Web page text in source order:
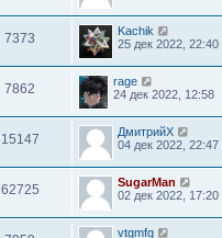
7373
Kachik
25 дек 2022, 22:40
7862
rage
24 дек 2022, 12:58
15147
ДмитрийХ
04 дек 2022, 22:47
62725
SugarMan
02 дек 2022, 17:20
vtgmfg